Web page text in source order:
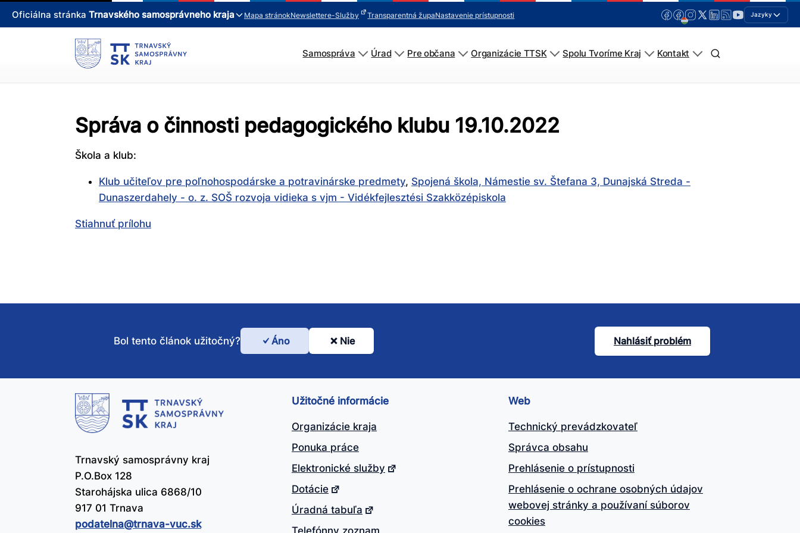
Oficiálna stránka Trnavského samosprávneho kraja Mapa stránokNewslettere-Služby Transparentná župaNastavenie prístupnosti Jazyky
Samospráva Úrad Pre občana Organizácie TTSK Spolu Tvoríme Kraj Kontakt
Správa o činnosti pedagogického klubu 19.10.2022
Škola a klub:
Klub učiteľov pre poľnohospodárske a potravinárske predmety, Spojená škola, Námestie sv. Štefana 3, Dunajská Streda -
Dunaszerdahely - o. z. SOŠ rozvoja vidieka s vjm - Vidékfejlesztési Szakközépiskola
Stiahnuť prílohu
Bol
tento
článok
užitočný?
Bol tento článok užitočný? Áno Nie Nahlásiť problém
Trnavský samosprávny kraj
P.O.Box 128
Starohájska ulica 6868/10
917 01 Trnava
podatelna@​trnava-vuc.sk
Užitočné informácie
Organizácie kraja
Ponuka práce
Elektronické služby
Dotácie
Úradná tabuľa
Web
Technický prevádzkovateľ
Správca obsahu
Prehlásenie o prístupnosti
Prehlásenie o ochrane osobných údajov
webovej stránky a používaní súborov
cookies